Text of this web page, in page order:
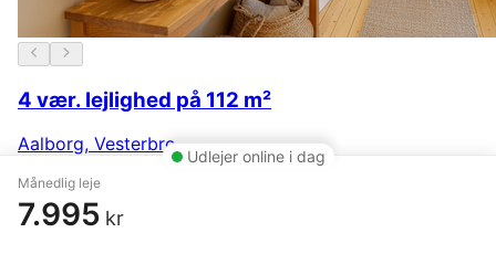
Udlejer online i dag
Månedlig leje
7.995 kr
4 vær. lejlighed på 112 m²
Aalborg, Vesterbro
8.895 kr.21. juli